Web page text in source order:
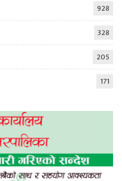
928
328
205
171